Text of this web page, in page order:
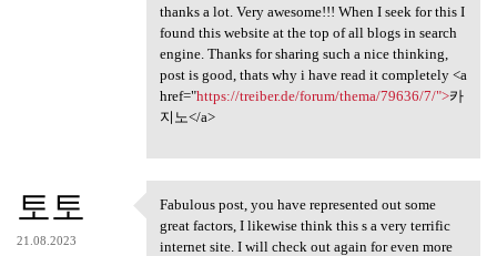
thanks a lot. Very awesome!!! When I seek for this I
found this website at the top of all blogs in search
engine. Thanks for sharing such a nice thinking,
post is good, thats why i have read it completely <a
href="https://treiber.de/forum/thema/79636/7/">카
지노</a>
토토
21.08.2023
Fabulous post, you have
Fabulous post, you have represented out some
great factors, I likewise think this s a very terrific
internet site. I will check out again for even more